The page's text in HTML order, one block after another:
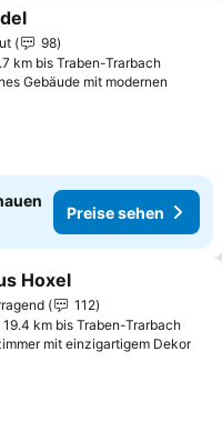
hinzufügen
98
km bis Traben-Trarbach
Gebäude mit modernen
Preise sehen
hinzufügen
Hoxel
112
km bis Traben-Trarbach
mit einzigartigem Dekor